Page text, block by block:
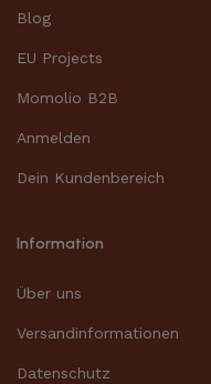
Blog
EU Projects
Momolio B2B
Anmelden
Dein Kundenbereich
Information
Über uns
Versandinformationen
Datenschutz